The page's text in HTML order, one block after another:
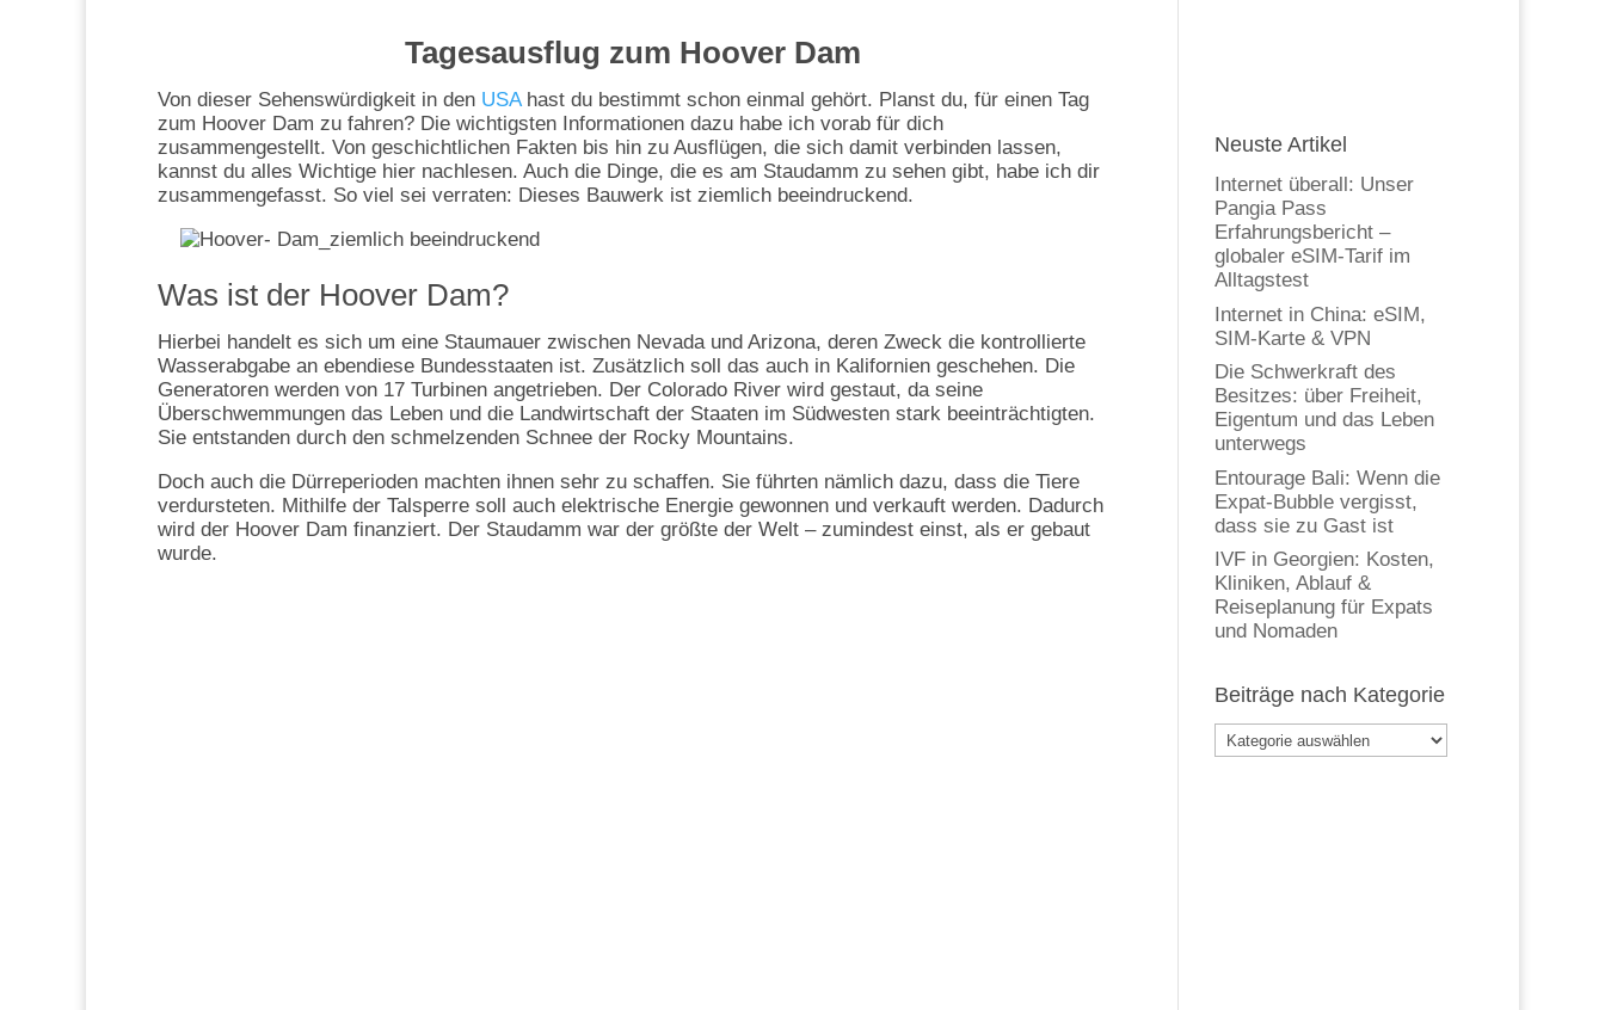
Tagesausflug zum Hoover Dam
Von dieser Sehenswürdigkeit in den USAhast du bestimmt schon einmal gehört. Planst du, für einen Tag
zum Hoover Dam zu fahren? Die wichtigsten Informationen dazu habe ich vorab für dich
zusammengestellt. Von geschichtlichen Fakten bis hin zu Ausflügen, die sich damit verbinden lassen,
kannst du alles Wichtige hier nachlesen. Auch die Dinge, die es am Staudamm zu sehen gibt, habe ich dir
zusammengefasst. So viel sei verraten: Dieses Bauwerk ist ziemlich beeindruckend.
Was ist der Hoover Dam?
Hierbei handelt es sich um eine Staumauer zwischen Nevada und Arizona, deren Zweck die kontrollierte
Wasserabgabe an ebendiese Bundesstaaten ist. Zusätzlich soll das auch in Kalifornien geschehen. Die
Generatoren werden von 17 Turbinen angetrieben. Der Colorado River wird gestaut, da seine
Überschwemmungen das Leben und die Landwirtschaft der Staaten im Südwesten stark beeinträchtigten.
Sie entstanden durch den schmelzenden Schnee der Rocky Mountains.
Doch auch die Dürreperioden machten ihnen sehr zu schaffen. Sie führten nämlich dazu, dass die Tiere
verdursteten. Mithilfe der Talsperre soll auch elektrische Energie gewonnen und verkauft werden. Dadurch
wird der Hoover Dam finanziert. Der Staudamm war der größte der Welt – zumindest einst, als er gebaut
wurde.
Neuste Artikel
Internet überall: Unser
Pangia Pass
Erfahrungsbericht –
globaler eSIM-Tarif im
Alltagstest
Internet in China: eSIM,
SIM-Karte & VPN
Die Schwerkraft des
Besitzes: über Freiheit,
Eigentum und das Leben
unterwegs
Entourage Bali: Wenn die
Expat-Bubble vergisst,
dass sie zu Gast ist
IVF in Georgien: Kosten,
Kliniken, Ablauf &
Reiseplanung für Expats
und Nomaden
Beiträge nach Kategorie
Beiträge
nach